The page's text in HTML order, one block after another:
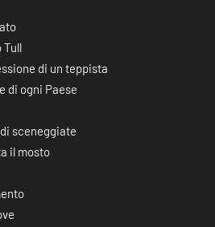
Tull
di un teppista
di ogni Paese
sceneggiate
il mosto